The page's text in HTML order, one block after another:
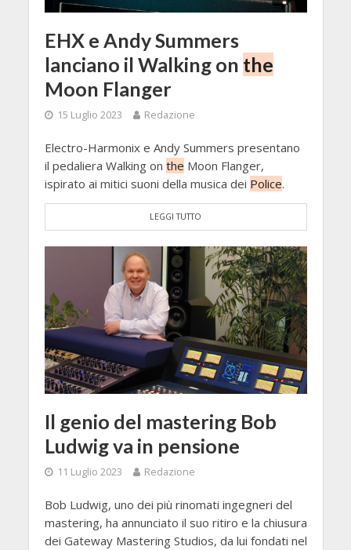
EHX e Andy Summers
lanciano il Walking on the
Moon Flanger
15 Luglio 2023 Redazione
Electro-Harmonix e Andy Summers presentano
il pedaliera Walking on the Moon Flanger,
ispirato ai mitici suoni della musica dei Police.
LEGGI TUTTO
Il genio del mastering Bob
Ludwig va in pensione
11 Luglio 2023 Redazione
Bob Ludwig, uno dei più rinomati ingegneri del
mastering, ha annunciato il suo ritiro e la chiusura
dei Gateway Mastering Studios, da lui fondati nel